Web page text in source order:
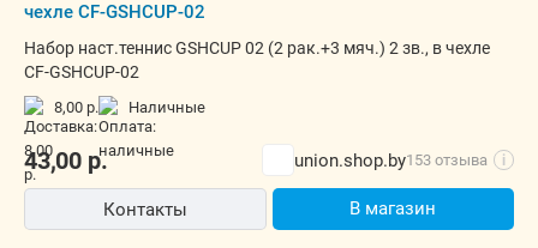
чехле CF-GSHCUP-02
Набор наст.теннис GSHCUP 02 (2 рак.+3 мяч.) 2 зв., в чехле
CF-GSHCUP-02
8,00 р. наличные
43,00 р. union.shop.by153 отзыва i
Контакты В магазин